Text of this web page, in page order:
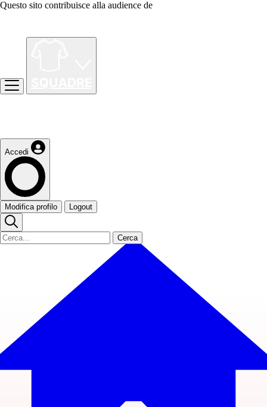
Questo sito contribuisce alla audience de
Accedi
Modifica profilo Logout
Cerca